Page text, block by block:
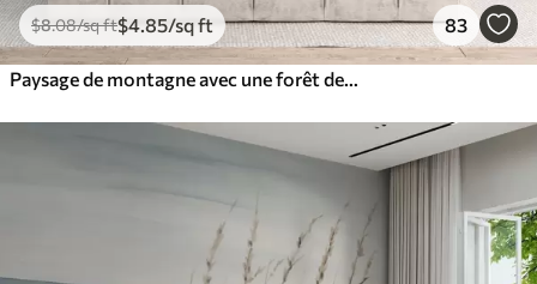
$8.08/sq ft$4 .85/sq ft 83